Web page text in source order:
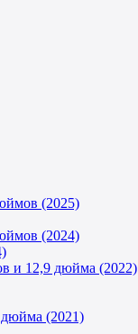
(2025)
(2024)
и 12,9 дюйма (2022)
дюйма (2021)